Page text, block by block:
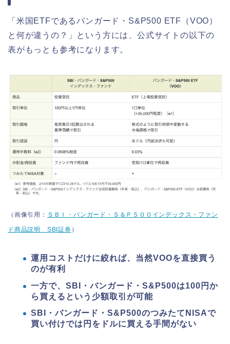
「米国ETFであるバンガード・S&P500 ETF（VOO）
と何が違うの？」という方には、公式サイトの以下の
表がもっとも参考になります。
（画像引用： ＳＢＩ・バンガード・Ｓ＆Ｐ５００インデックス・ファン
ド商品説明 SBI証券 ）
運用コストだけに絞れば、当然VOOを直接買う
のが有利
一方で、SBI・バンガード・S&P500は100円か
ら買えるという少額取引が可能
SBI・バンガード・S&P500のつみたてNISAで
買い付けでは円をドルに買える手間がない